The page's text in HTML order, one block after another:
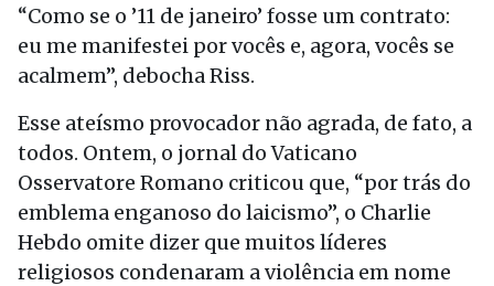
“Como se o ’11 de janeiro’ fosse um contrato:
eu me manifestei por vocês e, agora, vocês se
acalmem”, debocha Riss.
Esse ateísmo provocador não agrada, de fato, a
todos. Ontem, o jornal do Vaticano
Osservatore Romano criticou que, “por trás do
emblema enganoso do laicismo”, o Charlie
Hebdo omite dizer que muitos líderes
religiosos condenaram a violência em nome